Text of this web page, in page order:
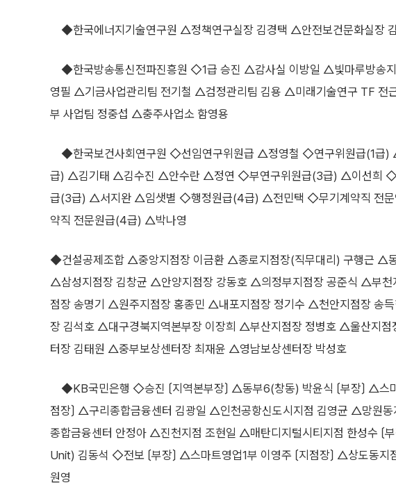
◆한국에너지기술연구원 △정책연구실장 김경택 △안전보건문화실장
◆한국방송통신전파진흥원 ◇1급 승진 △감사실 이방일 △빛마루방송
영필 △기금사업관리팀 전기철 △검정관리팀 김용 △미래기술연구 TF 전
부 사업팀 정중섭 △충주사업소 함영용
◆한국보건사회연구원 ◇선임연구위원급 △정영철 ◇연구위원급(1
급) △김기태 △김수진 △안수란 △정연 ◇부연구위원급(3급) △이선희
급(3급) △서지완 △임샛별 ◇행정원급(4급) △전민택 ◇무기계약직 전
약직 전문원급(4급) △박나영
◆건설공제조합 △중앙지점장 이금환 △종로지점장(직무대리) 구행근 △
△삼성지점장 김창균 △안양지점장 강동호 △의정부지점장 공준식 △부
점장 송명기 △원주지점장 홍종민 △내포지점장 정기수 △천안지점장 송
장 김석호 △대구경북지역본부장 이장희 △부산지점장 정병호 △울산지
터장 김태원 △중부보상센터장 최재윤 △영남보상센터장 박성호
◆KB국민은행 ◇승진 〔지역본부장〕 △동부6(창동) 박윤식 〔부장〕 △스
점장〕 △구리종합금융센터 김광일 △인천공항신도시지점 김영균 △망원
종합금융센터 안정아 △진천지점 조현일 △매탄디지털시티지점 한성수 〔
Unit) 김동석 ◇전보 〔부장〕 △스마트영업1부 이영주 〔지점장〕 △상도동
원영